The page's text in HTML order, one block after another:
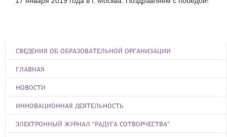
СВЕДЕНИЯ ОБ ОБРАЗОВАТЕЛЬНОЙ ОРГАНИЗАЦИИ
ГЛАВНАЯ
НОВОСТИ
ИННОВАЦИОННАЯ ДЕЯТЕЛЬНОСТЬ
ЭЛЕКТРОННЫЙ ЖУРНАЛ "РАДУГА СОТВОРЧЕСТВА"